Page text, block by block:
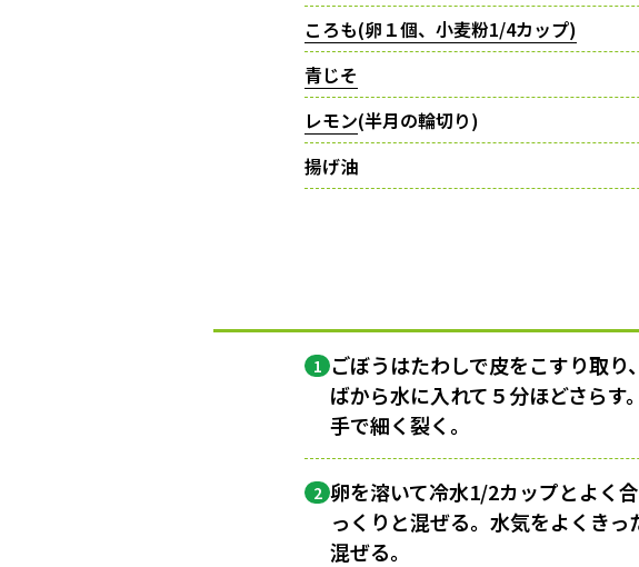
ころも(卵１個、小麦粉1/4カップ)
青じそ
レモン(半月の輪切り)
揚げ油
1 ごぼうはたわしで皮をこすり取
ばから水に入れて５分ほどさらす
手で細く裂く。
2 卵を溶いて冷水1/2カップとよく
っくりと混ぜる。水気をよくき
混ぜる。